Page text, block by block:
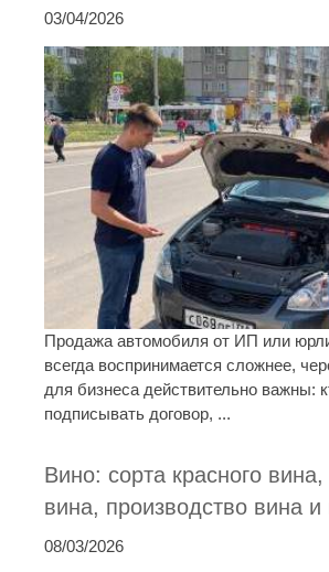
03/04/2026
Продажа автомобиля от ИП или
всегда воспринимается сложнее,
для бизнеса действительно важны:
подписывать договор, ...
Вино: сорта красного вина,
вина, производство вина
08/03/2026